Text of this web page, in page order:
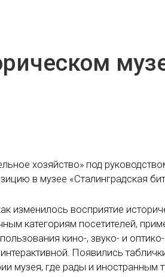
хозяйство» под
в музее «Сталинградская
изменилось восприятие
категориям посетителей,
кино-, звуко- и
Появились
музея, где рады и иностранным